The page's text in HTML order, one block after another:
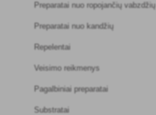
Preparatai nuo ropojančių vabzdžių
Preparatai nuo kandžių
Repelentai
Veisimo reikmenys
Pagalbiniai preparatai
Substratai